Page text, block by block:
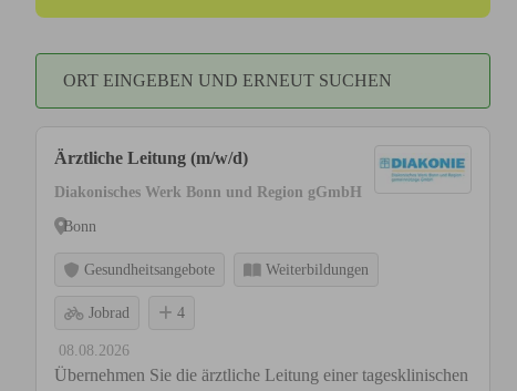
ORT EINGEBEN UND ERNEUT SUCHEN
Ärztliche Leitung (m/w/d)
Diakonisches Werk Bonn und Region gGmbH
Bonn
Gesundheitsangebote Weiterbildungen
Jobrad 4
08.08.2026
Übernehmen Sie die ärztliche Leitung einer tagesklinischen